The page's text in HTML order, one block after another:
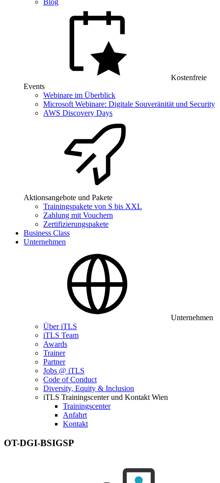
Blog
Kostenfreie
Events
Webinare im Überblick
Microsoft Webinare: Digitale Souveränität und Security
AWS Discovery Days
Aktionsangebote und Pakete
Trainingspakete von S bis XXL
Zahlung mit Vouchern
Zertifizierungspakete
Business Class
Unternehmen
Unternehmen
Über iTLS
iTLS Team
Awards
Trainer
Partner
Jobs @ iTLS
Code of Conduct
Diversity, Equity & Inclusion
iTLS Trainingscenter und Kontakt Wien
Trainingscenter
Anfahrt
Kontakt
OT-DGI-BSIGSP